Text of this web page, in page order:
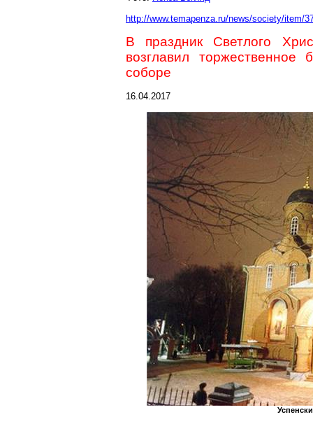
http://www.temapenza.ru/news/society/item/
В праздник Светлого
возглавил торжественное
соборе
16.04.2017